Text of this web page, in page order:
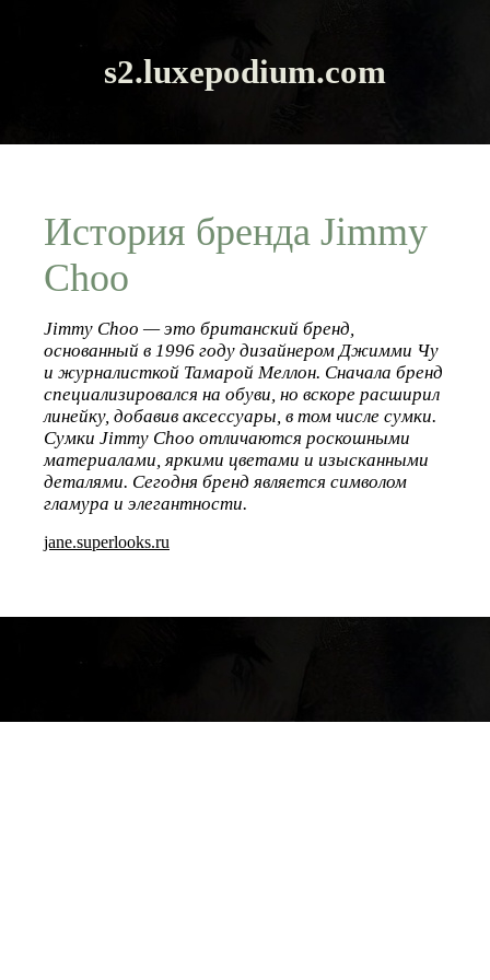
s2.luxepodium.com
История бренда Jimmy
Choo
Jimmy Choo — это британский бренд,
основанный в 1996 году дизайнером Джимми Чу
и журналисткой Тамарой Меллон. Сначала бренд
специализировался на обуви, но вскоре расширил
линейку, добавив аксессуары, в том числе сумки.
Сумки Jimmy Choo отличаются роскошными
материалами, яркими цветами и изысканными
деталями. Сегодня бренд является символом
гламура и элегантности.
jane.superlooks.ru